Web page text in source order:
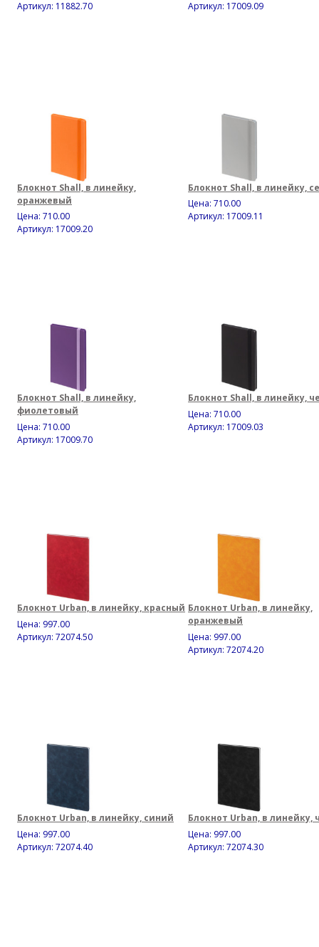
Артикул: 11882.70 Артикул: 17009.09
Блокнот Shall, в линейку,
оранжевый
Цена: 710.00
Артикул: 17009.20
Блокнот Shall, в линейку,
Цена: 710.00
Артикул: 17009.11
Блокнот Shall, в линейку,
фиолетовый
Цена: 710.00
Артикул: 17009.70
Блокнот Shall, в линейку,
Цена: 710.00
Артикул: 17009.03
Блокнот Urban, в линейку, красный
Цена: 997.00
Артикул: 72074.50
Блокнот Urban, в линейку,
оранжевый
Цена: 997.00
Артикул: 72074.20
Блокнот Urban, в линейку, синий
Цена: 997.00
Артикул: 72074.40
Блокнот Urban, в линейку,
Цена: 997.00
Артикул: 72074.30